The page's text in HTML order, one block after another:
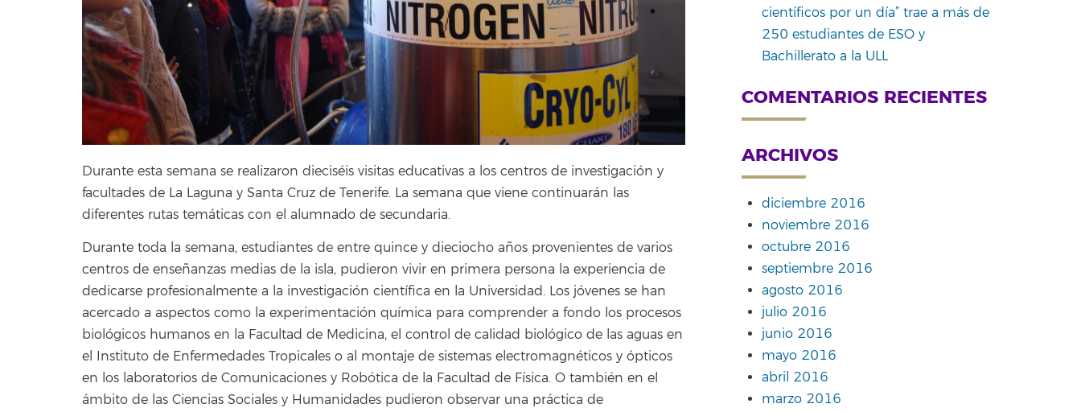
Durante esta semana se realizaron dieciséis visitas educativas a los centros de investigación y
facultades de La Laguna y Santa Cruz de Tenerife. La semana que viene continuarán las
diferentes rutas temáticas con el alumnado de secundaria.
Durante toda la semana, estudiantes de entre quince y dieciocho años provenientes de varios
centros de enseñanzas medias de la isla, pudieron vivir en primera persona la experiencia de
dedicarse profesionalmente a la investigación científica en la Universidad. Los jóvenes se han
acercado a aspectos como la experimentación química para comprender a fondo los procesos
biológicos humanos en la Facultad de Medicina, el control de calidad biológico de las aguas en
el Instituto de Enfermedades Tropicales o al montaje de sistemas electromagnéticos y ópticos
en los laboratorios de Comunicaciones y Robótica de la Facultad de Física. O también en el
ámbito de las Ciencias Sociales y Humanidades pudieron observar una práctica de
científicos por un día” trae a más de
250 estudiantes de ESO y
Bachillerato a la ULL
COMENTARIOS RECIENTES
ARCHIVOS
diciembre 2016
noviembre 2016
octubre 2016
septiembre 2016
agosto 2016
julio 2016
junio 2016
mayo 2016
abril 2016
marzo 2016